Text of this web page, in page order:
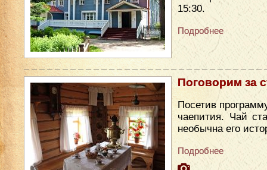
15:30.
Подробнее
Поговорим за
Посетив
чаепития. Чай
необычна его
Подробнее